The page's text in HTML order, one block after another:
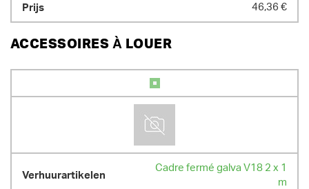
46,36 €
ACCESSOIRES À LOUER
Cadre fermé galva V18 2 x 1
m